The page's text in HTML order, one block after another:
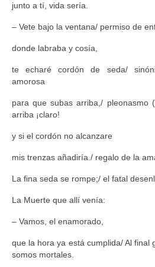
junto a tí, vida sería.
– Vete bajo la ventana/ permiso de
donde labraba y cosía,
te echaré cordón de seda/
amorosa
para que subas arriba,/ pleonasmo
arriba ¡claro!
y si el cordón no alcanzare
mis trenzas añadiría./ regalo de la
La fina seda se rompe;/ el fatal
La Muerte que allí venía:
– Vamos, el enamorado,
que la hora ya está cumplida/ Al final
somos mortales.